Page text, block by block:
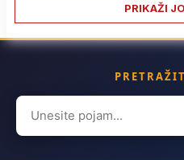
PRIKAŽI
Search
for: